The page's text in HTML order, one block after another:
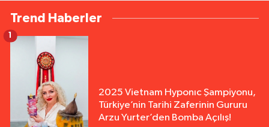
Trend Haberler
2025 Vietnam Hyponıc Şampiyonu,
Türkiye’nin Tarihi Zaferinin Gururu
Arzu Yurter’den Bomba Açılış!
1